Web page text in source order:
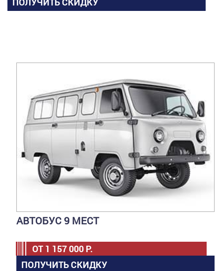
АВТОБУС 9 МЕСТ
ОТ 1 157 000 Р.
ПОЛУЧИТЬ СКИДКУ